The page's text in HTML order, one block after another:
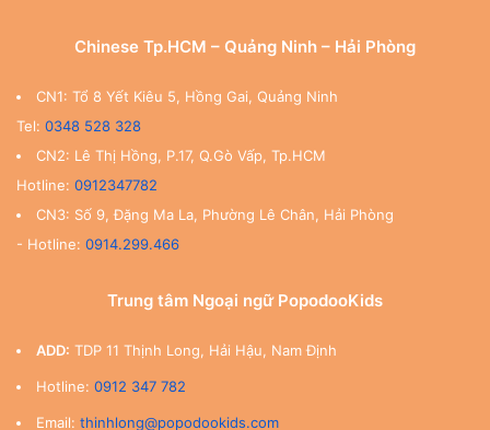
Chinese Tp.HCM – Quảng Ninh – Hải Phòng
CN1: Tổ 8 Yết Kiêu 5, Hồng Gai, Quảng Ninh
Tel: 0348 528 328
CN2: Lê Thị Hồng, P.17, Q.Gò Vấp, Tp.HCM
Hotline: 0912347782
CN3: Số 9, Đặng Ma La, Phường Lê Chân, Hải Phòng
- Hotline: 0914.299.466
Trung tâm Ngoại ngữ PopodooKids
ADD: TDP 11 Thịnh Long, Hải Hậu, Nam Định
Hotline: 0912 347 782
Email: thinhlong@popodookids.com